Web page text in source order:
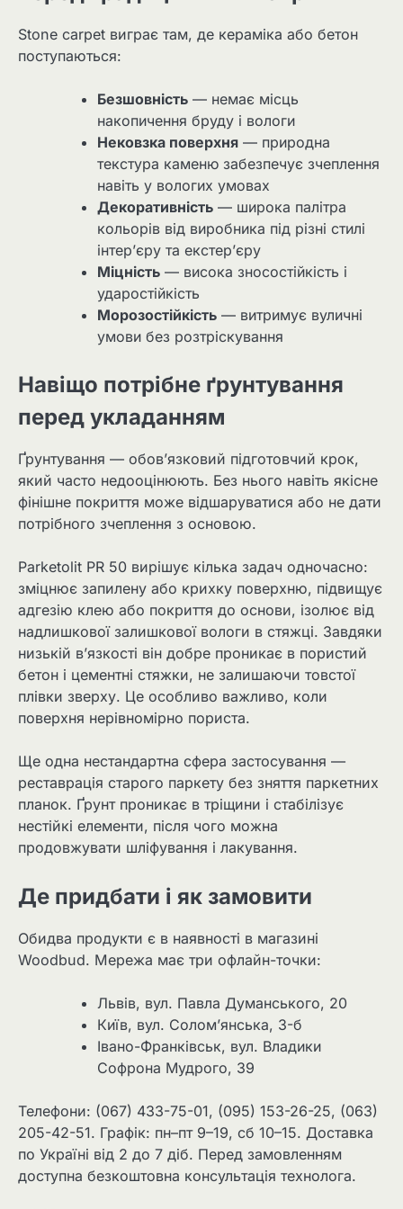
Stone carpet виграє там, де кераміка або бетон
поступаються:
Безшовність — немає місць
накопичення бруду і вологи
Нековзка поверхня — природна
текстура каменю забезпечує зчеплення
навіть у вологих умовах
Декоративність — широка палітра
кольорів від виробника під різні стилі
інтер’єру та екстер’єру
Міцність — висока зносостійкість і
ударостійкість
Морозостійкість — витримує вуличні
умови без розтріскування
Навіщо потрібне ґрунтування
перед укладанням
Ґрунтування — обов’язковий підготовчий крок,
який часто недооцінюють. Без нього навіть якісне
фінішне покриття може відшаруватися або не дати
потрібного зчеплення з основою.
Parketolit PR 50 вирішує кілька задач одночасно:
зміцнює запилену або крихку поверхню, підвищує
адгезію клею або покриття до основи, ізолює від
надлишкової залишкової вологи в стяжці. Завдяки
низькій в’язкості він добре проникає в пористий
бетон і цементні стяжки, не залишаючи товстої
плівки зверху. Це особливо важливо, коли
поверхня нерівномірно пориста.
Ще одна нестандартна сфера застосування —
реставрація старого паркету без зняття паркетних
планок. Ґрунт проникає в тріщини і стабілізує
нестійкі елементи, після чого можна
продовжувати шліфування і лакування.
Де придбати і як замовити
Обидва продукти є в наявності в магазині
Woodbud. Мережа має три офлайн-точки:
Львів, вул. Павла Думанського, 20
Київ, вул. Солом’янська, 3-б
Івано-Франківськ, вул. Владики
Софрона Мудрого, 39
Телефони: (067) 433-75-01, (095) 153-26-25, (063)
205-42-51. Графік: пн–пт 9–19, сб 10–15. Доставка
по Україні від 2 до 7 діб. Перед замовленням
доступна безкоштовна консультація технолога.